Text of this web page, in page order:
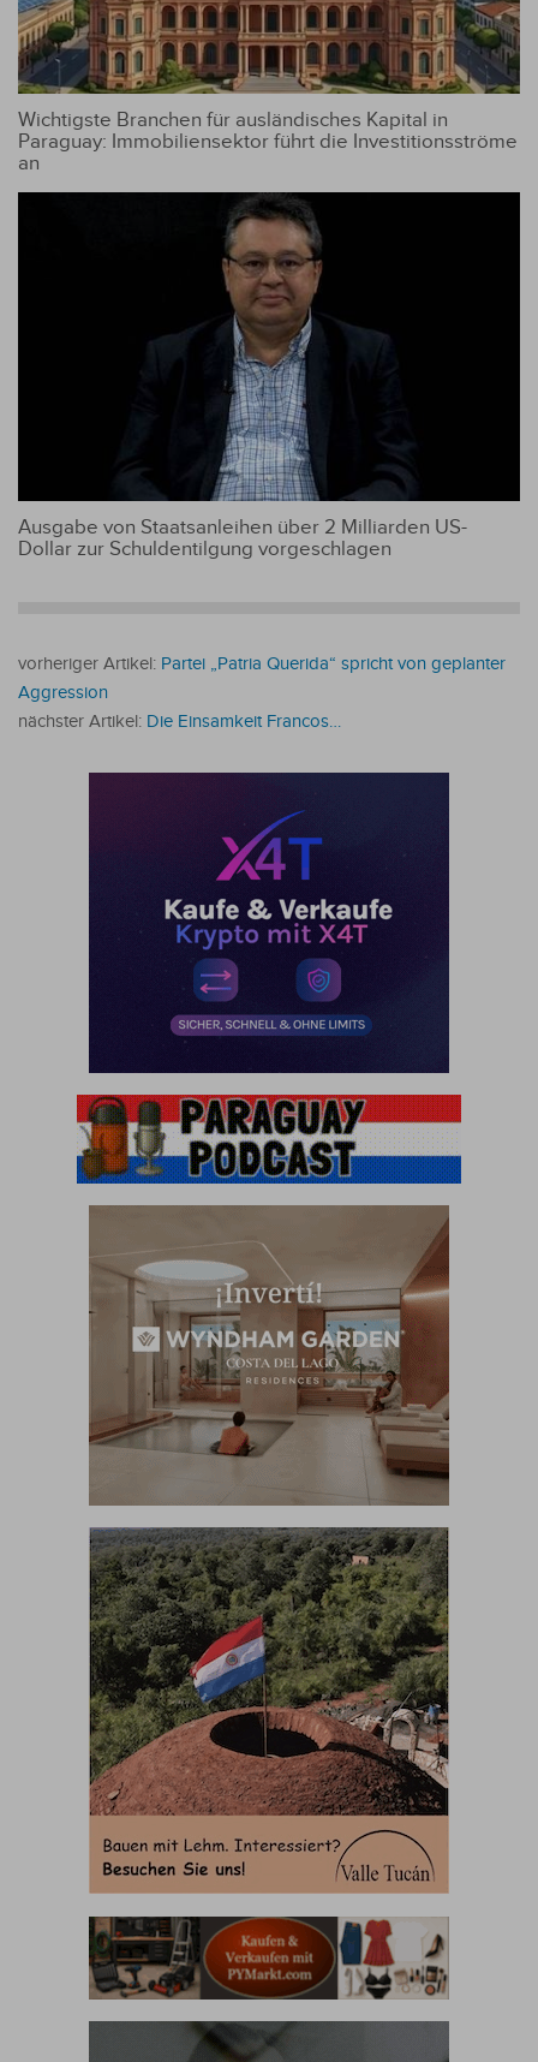
Wichtigste Branchen für ausländisches Kapital in
Paraguay: Immobiliensektor führt die Investitionsströme
an
Ausgabe von Staatsanleihen über 2 Milliarden US-
Dollar zur Schuldentilgung vorgeschlagen
vorheriger Artikel: Partei „Patria Querida“ spricht von geplanter
Aggression
nächster Artikel: Die Einsamkeit Francos…